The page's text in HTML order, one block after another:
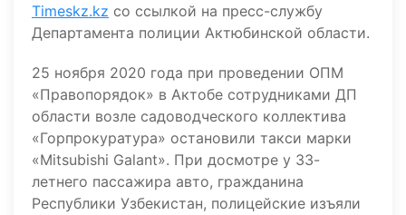
Timeskz.kz со ссылкой на пресс-службу
Департамента полиции Актюбинской области.
25 ноября 2020 года при проведении ОПМ
«Правопорядок» в Актобе сотрудниками ДП
области возле садоводческого коллектива
«Горпрокуратура» остановили такси марки
«Mitsubishi Galant». При досмотре у 33-
летнего пассажира авто, гражданина
Республики Узбекистан, полицейские изъяли